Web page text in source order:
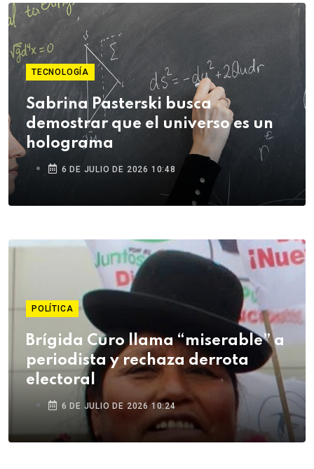
TECNOLOGÍA
Sabrina Pasterski busca
demostrar que el universo es un
holograma
6 DE JULIO DE 2026 10:48
POLÍTICA
Brígida Curo llama “miserable” a
periodista y rechaza derrota
electoral
6 DE JULIO DE 2026 10:24